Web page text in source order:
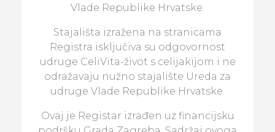
Vlade Republike Hrvatske.
Stajališta izražena na stranicama
Registra isključiva su odgovornost
udruge CeliVita-život s celijakijom i ne
odražavaju nužno stajalište Ureda za
udruge Vlade Republike Hrvatske.
Ovaj je Registar izrađen uz financijsku